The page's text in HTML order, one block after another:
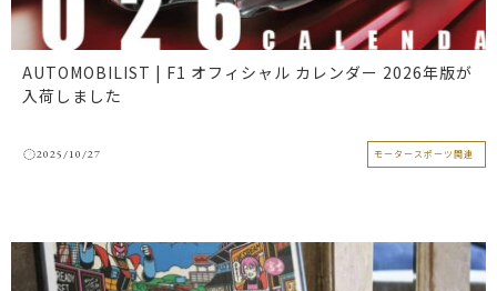
AUTOMOBILIST | F1 オフィシャル カレンダー 2026年版が
入荷しました
2025/10/27 モータースポーツ関連